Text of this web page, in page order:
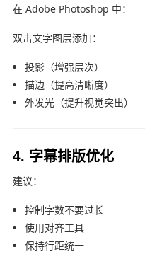
在 Adobe Photoshop 中：
双击文字图层添加：
投影（增强层次）
描边（提高清晰度）
外发光（提升视觉突出）
4. 字幕排版优化
建议：
控制字数不要过长
使用对齐工具
保持行距统一